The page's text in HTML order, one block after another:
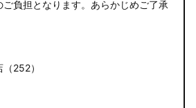
負担となります。あらかじめご了承
252）